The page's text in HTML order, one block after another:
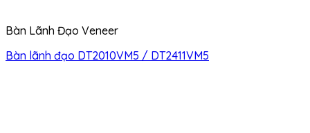
Bàn Lãnh Đạo Veneer
Bàn lãnh đạo DT2010VM5 / DT2411VM5